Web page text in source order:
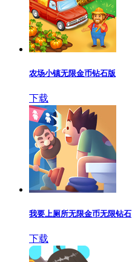
农场小镇无限金币钻石版
下载
我要上厕所无限金币无限钻石
下载